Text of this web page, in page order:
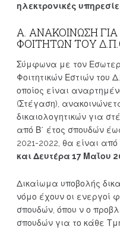
ηλεκτρονικές
Α. ΑΝΑΚΟΙΝΩΣΗ
ΦΟΙΤΗΤΩΝ ΤΟΥ
Σύμφωνα με τον
Φοιτητικών Εστιών του
οποίος είναι
(Στέγαση),
δικαιολογητικών για
από Β΄ έτος σπουδών
2021-2022, θα είναι από
και Δευτέρα 17 Μαΐου
Δικαίωμα υποβολής
νόμο έχουν οι ενεργοί
σπουδών, όπου ν ο
σπουδών για το κάθε